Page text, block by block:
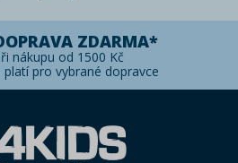
ZDARMA*
nákupu od 1500 Kč
pro vybrané dopravce